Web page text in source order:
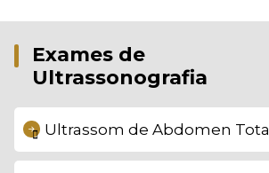
Exames de
Ultrassonografia
Ultrassom de Abdomen Total